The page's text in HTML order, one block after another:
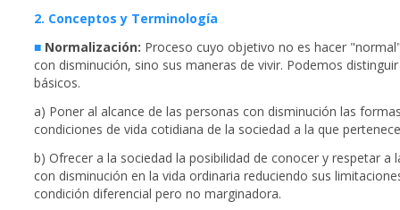
2. Conceptos y Terminología
■ Normalización: Proceso cuyo objetivo no es hacer
con disminución, sino sus maneras de vivir. Podemos
básicos.
a) Poner al alcance de las personas con disminución las
condiciones de vida cotidiana de la sociedad a la que
b) Ofrecer a la sociedad la posibilidad de conocer y respetar a
con disminución en la vida ordinaria reduciendo sus
condición diferencial pero no marginadora.